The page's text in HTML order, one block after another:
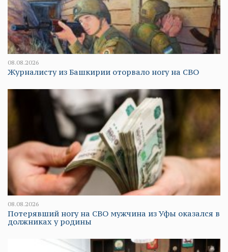
08.08.2026
Журналисту из Башкирии оторвало ногу на СВО
08.08.2026
Потерявший ногу на СВО мужчина из Уфы оказался в
должниках у родины